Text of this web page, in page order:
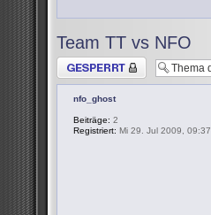
Team TT vs NFO
Thema gesperrt
nfo_ghost
Beiträge: 2
Registriert: Mi 29. Jul 2009, 09:37